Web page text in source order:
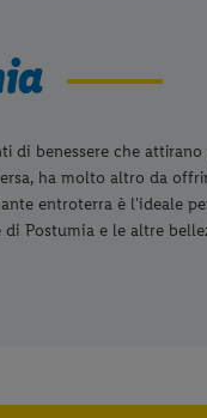
di benessere che
ha molto altro da
entroterra è l'ideale
Postumia e le altre